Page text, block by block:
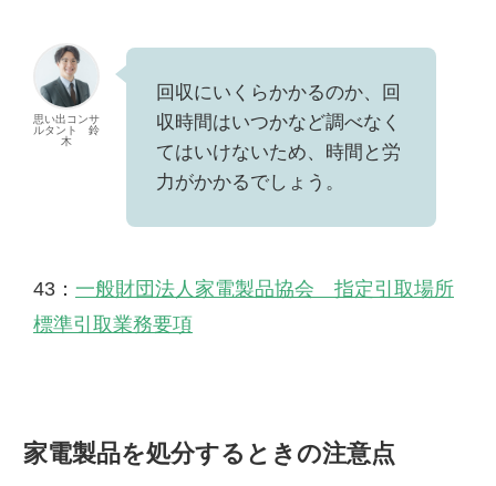
思い出コンサ
ルタント 鈴
木
回収にいくらかかるのか、回
収時間はいつかなど調べなく
てはいけないため、時間と労
力がかかるでしょう。
43： 一般財団法人家電製品協会 指定引取場所
標準引取業務要項
家電製品を処分するときの注意点